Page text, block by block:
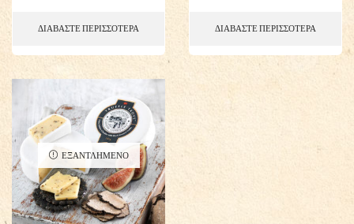
ΔΙΑΒΑΣΤΕ ΠΕΡΙΣΣΟΤΕΡΑ ΔΙΑΒΑΣΤΕ ΠΕΡΙΣΣΟΤΕΡΑ
ΕΞΑΝΤΛΗΜΕΝΟ